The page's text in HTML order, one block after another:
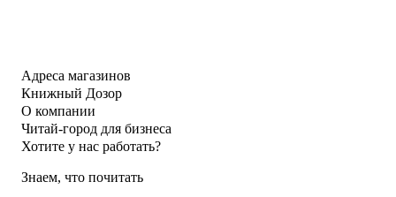
Адреса магазинов
Книжный Дозор
О компании
Читай-город для бизнеса
Хотите у нас работать?
Знаем, что почитать